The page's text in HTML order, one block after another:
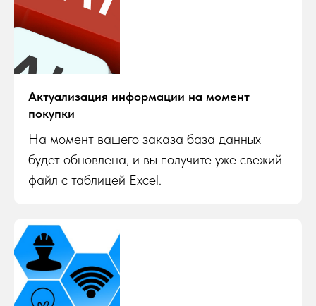
Актуализация информации на момент
покупки
На момент вашего заказа база данных
будет обновлена, и вы получите уже свежий
файл с таблицей Excel.